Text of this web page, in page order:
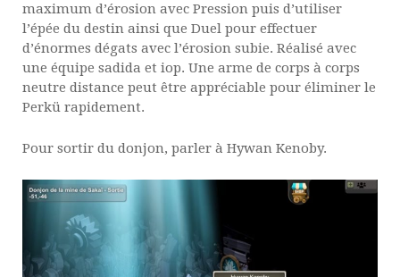
maximum d’érosion avec Pression puis d’utiliser
l’épée du destin ainsi que Duel pour effectuer
d’énormes dégats avec l’érosion subie. Réalisé avec
une équipe sadida et iop. Une arme de corps à corps
neutre distance peut être appréciable pour éliminer le
Perkü rapidement.
Pour sortir du donjon, parler à Hywan Kenoby.